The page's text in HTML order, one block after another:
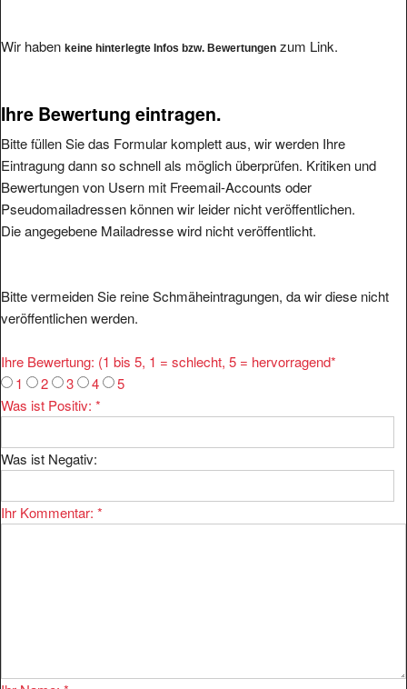
Wir haben keine hinterlegte Infos bzw. Bewertungen zum Link.
Ihre Bewertung eintragen.
Bitte füllen Sie das Formular komplett aus, wir werden Ihre
Eintragung dann so schnell als möglich überprüfen. Kritiken und
Bewertungen von Usern mit Freemail-Accounts oder
Pseudomailadressen können wir leider nicht veröffentlichen.
Die angegebene Mailadresse wird nicht veröffentlicht.
Bitte vermeiden Sie reine Schmäheintragungen, da wir diese nicht
veröffentlichen werden.
Ihre Bewertung: (1 bis 5, 1 = schlecht, 5 = hervorragend*
1
2 3 4
5
Was ist Positiv: *
Was ist Negativ:
Ihr Kommentar: *